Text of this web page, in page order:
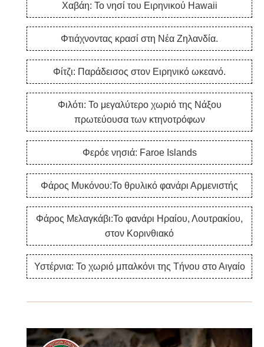
Χαβάη: Το νησί του Ειρηνικού Hawaii
Φτιάχνοντας κρασί στη Νέα Ζηλανδία.
Φίτζι: Παράδεισος στον Ειρηνικό ωκεανό.
Φιλότι: Το μεγαλύτερο χωριό της Νάξου
πρωτεύουσα των κτηνοτρόφων
Φερόε νησιά: Faroe Islands
Φάρος Μυκόνου:Το θρυλικό φανάρι Αρμενιστής
Φάρος Μελαγκάβι:Το φανάρι Ηραίου, Λουτρακίου,
στον Κορινθιακό
Υστέρνια: Το χωριό μπαλκόνι της Τήνου στο Αιγαίο